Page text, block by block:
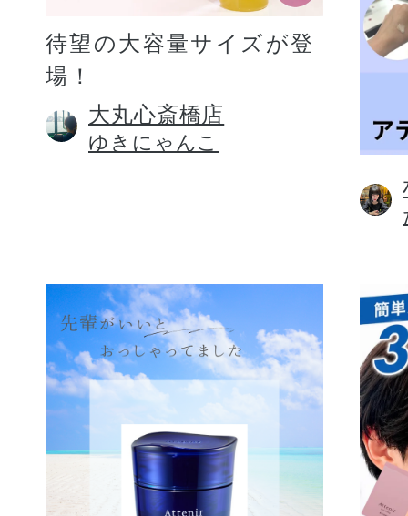
待望の大容量サイズが登
場！
大丸心斎橋店
ゆきにゃんこ